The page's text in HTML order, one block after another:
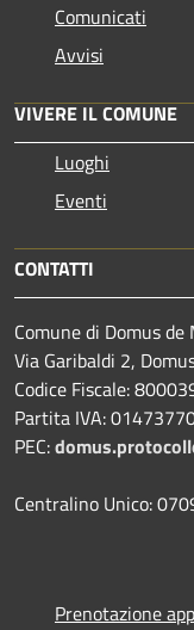
Comunicati
Avvisi
VIVERE IL COMUNE
Luoghi
Eventi
CONTATTI
Comune di Domus de
Via Garibaldi 2,
Codice Fiscale:
Partita IVA:
PEC:
Centralino Unico:
Prenotazione